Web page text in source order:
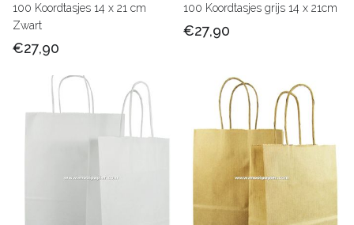
100 Koordtasjes 14 x 21 cm
Zwart
€27,90
100 Koordtasjes grijs 14 x 21cm
€27,90